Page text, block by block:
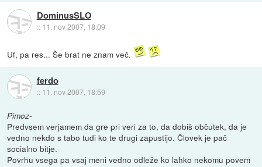
DominusSLO
:: 11. nov 2007, 18:09
Uf, pa res... Še brat ne znam več.
ferdo
:: 11. nov 2007, 18:59
Pimoz-
Predvsem verjamem da gre pri veri za to, da dobiš občutek, da je
vedno nekdo s tabo tudi ko te drugi zapustijo. Človek je pač
socialno bitje.
Povrhu vsega pa vsaj meni vedno odleže ko lahko nekomu povem